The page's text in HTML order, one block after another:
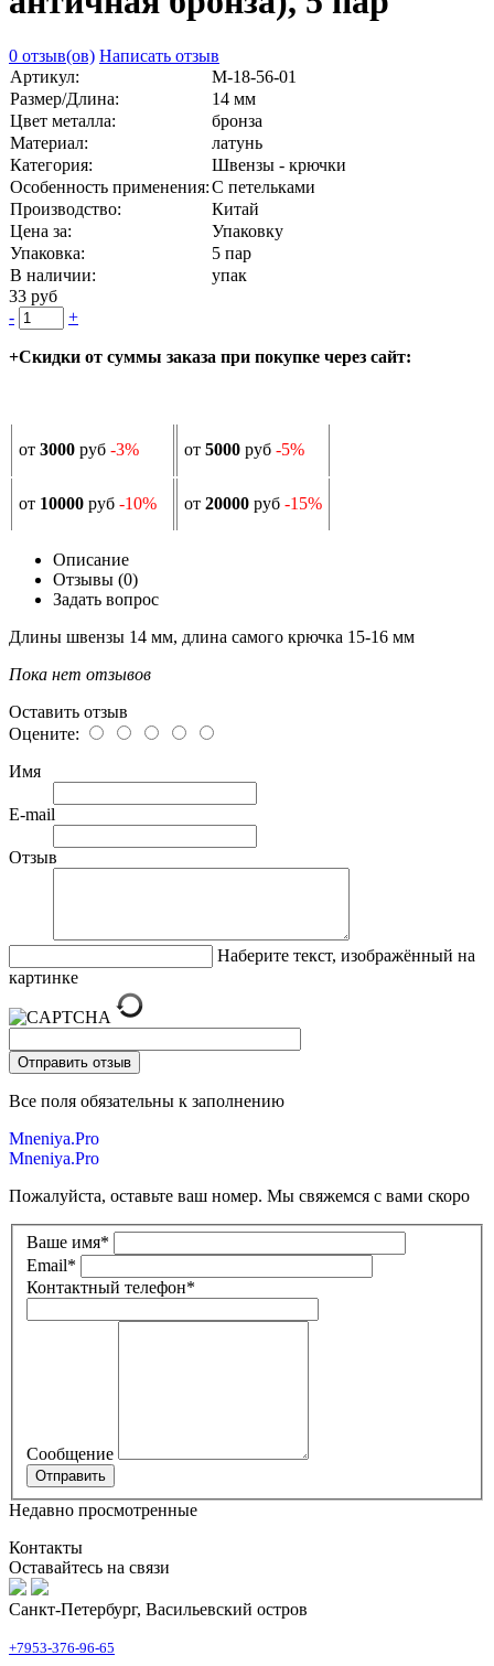
0 отзыв(ов) Написать отзыв
Артикул:
М-18-56-01
Размер/Длина:
14 мм
Цвет металла:
бронза
Материал:
латунь
Категория:
Швензы - крючки
Особенность применения:С петельками
Производство:
Китай
Цена за:
Упаковку
Упаковка:
5 пар
В наличии:
упак
33 руб
-
+
+Скидки от суммы заказа при покупке через сайт:
от 3000 руб -3% от 5000 руб -5%
от 10000 руб -10% от 20000 руб -15%
Описание
Отзывы (0)
Задать вопрос
Длины швензы 14 мм, длина самого крючка 15-16 мм
Пока нет отзывов
Оставить отзыв
Оцените:
Имя
E-mail
Отзыв
Наберите текст, изображённый на
картинке
Все поля обязательны к заполнению
Mneniya.Pro
Mneniya.Pro
Пожалуйста, оставьте ваш номер. Мы свяжемся с вами скоро
Ваше имя*
Email*
Контактный телефон*
Сообщение
Недавно просмотренные
Контакты
Оставайтесь на связи
Санкт-Петербург, Васильевский остров
+7953-376-96-65